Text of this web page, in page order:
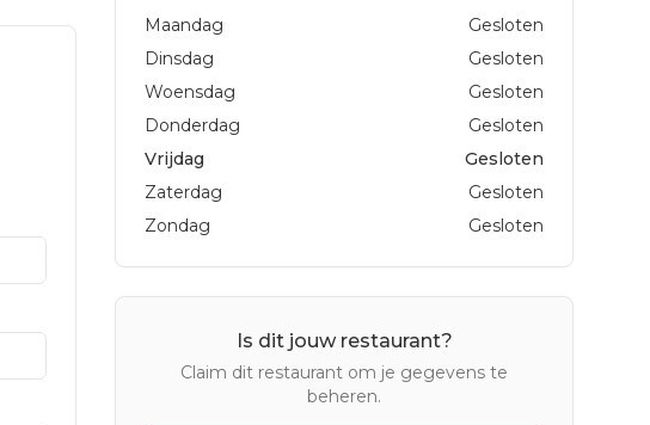
Maandag
Gesloten
Dinsdag
Gesloten
Woensdag
Gesloten
Donderdag
Gesloten
Vrijdag
Gesloten
Zaterdag
Gesloten
Zondag
Gesloten
Is dit jouw restaurant?
Claim dit restaurant om je gegevens te
beheren.